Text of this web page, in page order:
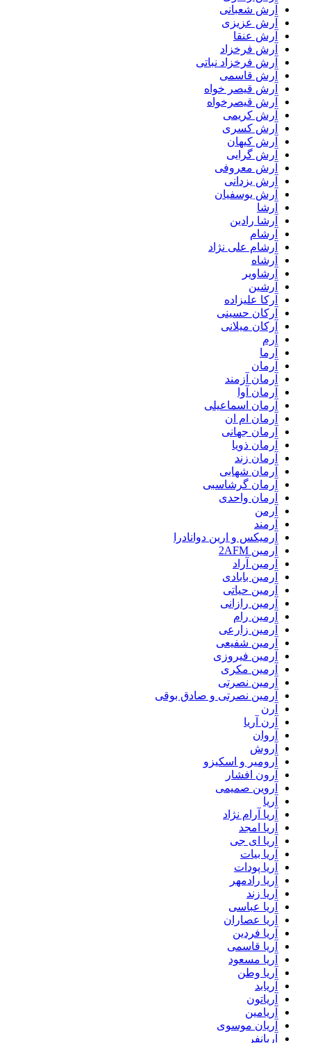
آرش شعبانی
آرش عزیزی
آرش عنقا
آرش فرخزاد
آرش فرخزاد نباتی
آرش قاسمی
آرش قیصر خواه
آرش قیصرخواه
آرش کریمی
آرش کسری
آرش کیهان
آرش گرایی
آرش معروفی
آرش یزدانی
آرش یوسفیان
آرشا
آرشا رادین
آرشام
آرشام علی نژاد
آرشاه
آرشاویر
آرشین
آرکا علیزاده
آرکان حسینی
آرکان میلانی
آرم
آرما
آرمان
آرمان آزمند
آرمان آوا
آرمان اسماعیلی
آرمان ام ان
آرمان جهانی
آرمان ذویا
آرمان زند
آرمان شهابی
آرمان گرشاسبی
آرمان واحدی
آرمن
آرمند
آرمیکس و ارین دوانادرا
آرمین 2AFM
آرمین آراد
آرمین بابادی
آرمین حیاتی
آرمین رازانی
آرمین رام
آرمین زارعی
آرمین شفیعی
آرمین فیروزی
آرمین مکری
آرمین نصرتی
آرمین نصرتی و صادق بوقی
آرن
آرن آریا
آروان
آروش
آرومیر و اسکیزو
آرون افشار
آروین صمیمی
آریا
آریا آرام نژاد
آریا امجد
آریا ای جی
آریا بیات
آریا پودات
آریا رادمهر
آریا زند
آریا عباسی
آریا عصاران
آریا فردین
آریا قاسمی
آریا مسعود
آریا وطن
آریابد
آریاتون
آریامین
آریان موسوی
آریانفر